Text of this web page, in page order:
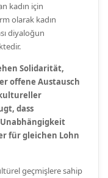
kadın için
olarak kadın
diyaloğun
Solidarität,
offene Austausch
dass
für gleichen Lohn
geçmişlere sahip